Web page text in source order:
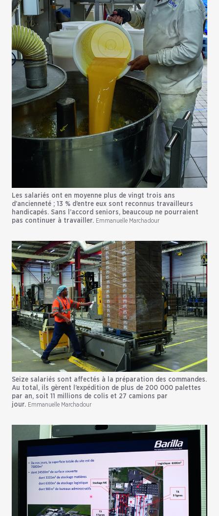
Les salariés ont en moyenne plus de vingt trois ans
d’ancienneté ; 13 % d’entre eux sont reconnus travailleurs
handicapés. Sans l’accord seniors, beaucoup ne pourraient
pas continuer à travailler. Emmanuelle Marchadour
Seize salariés sont affectés à la préparation des commandes.
Au total, ils gèrent l’expédition de plus de 200 000 palettes
par an, soit 11 millions de colis et 27 camions par
jour. Emmanuelle Marchadour